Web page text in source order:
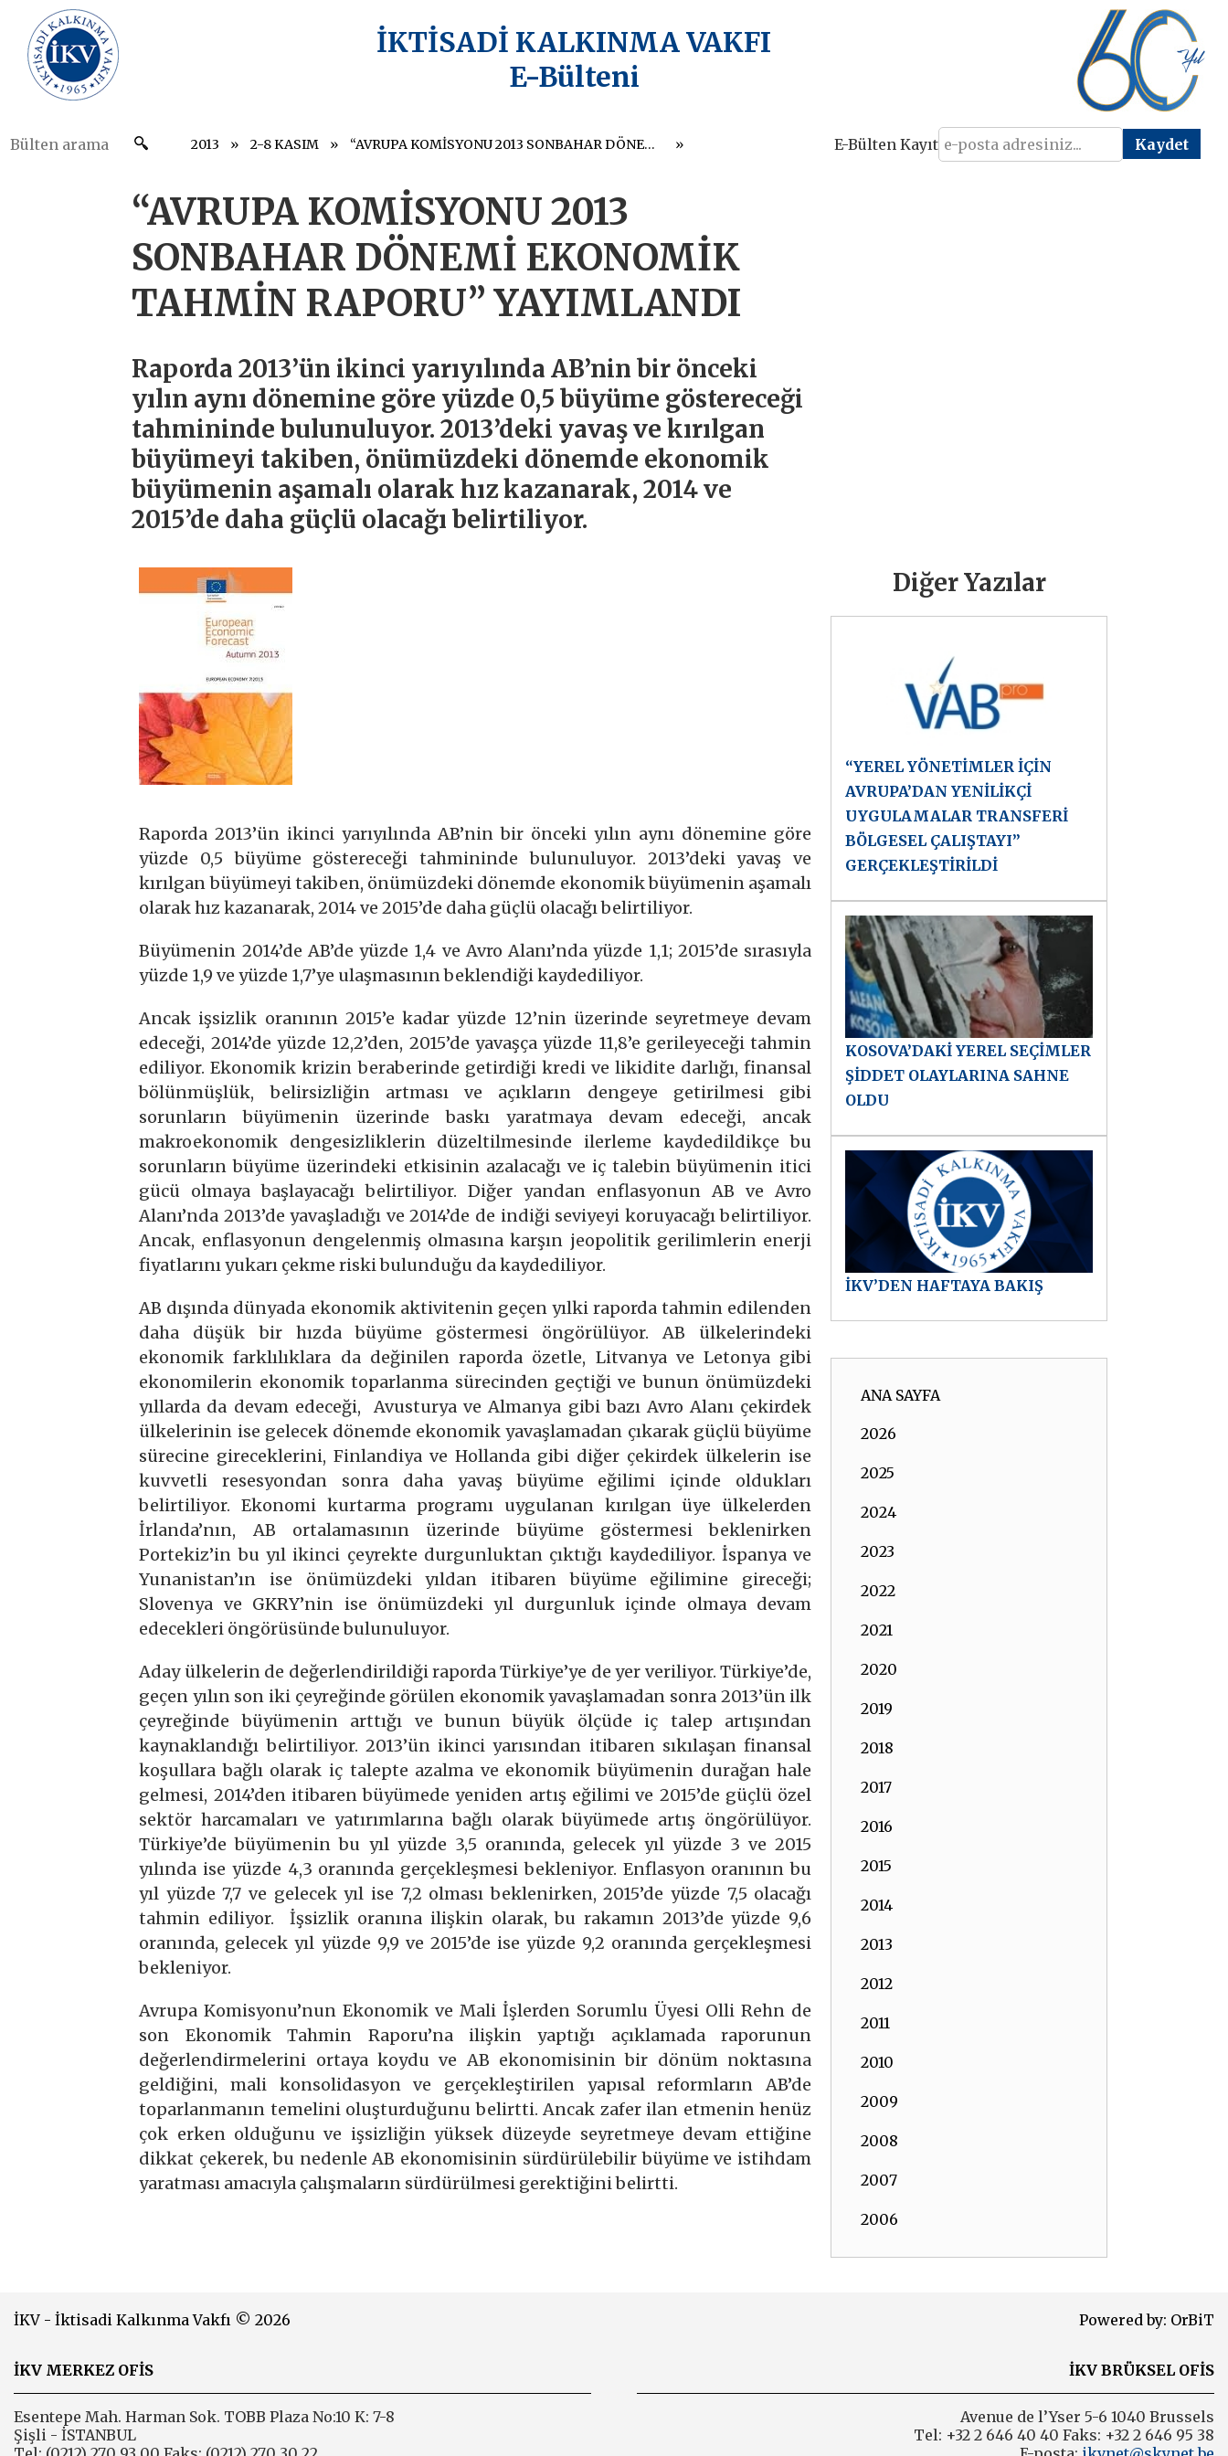
İKTİSADİ KALKINMA VAKFI
E-Bülteni
2013 2-8 KASIM “AVRUPA KOMİSYONU 2013 SONBAHAR DÖNEMİ EKONOMİK TAHMİN RAPORU” YAYIMLANDI E-Bülten Kayıt
“AVRUPA KOMİSYONU 2013
SONBAHAR DÖNEMİ EKONOMİK
TAHMİN RAPORU” YAYIMLANDI
Raporda 2013’ün ikinci yarıyılında AB’nin bir önceki
yılın aynı dönemine göre yüzde 0,5 büyüme göstereceği
tahmininde bulunuluyor. 2013’deki yavaş ve kırılgan
büyümeyi takiben, önümüzdeki dönemde ekonomik
büyümenin aşamalı olarak hız kazanarak, 2014 ve
2015’de daha güçlü olacağı belirtiliyor.
Raporda 2013’ün ikinci yarıyılında AB’nin bir önceki yılın aynı dönemine göre
yüzde 0,5 büyüme göstereceği tahmininde bulunuluyor. 2013’deki yavaş ve
kırılgan büyümeyi takiben, önümüzdeki dönemde ekonomik büyümenin aşamalı
olarak hız kazanarak, 2014 ve 2015’de daha güçlü olacağı belirtiliyor.
Büyümenin 2014’de AB’de yüzde 1,4 ve Avro Alanı’nda yüzde 1,1; 2015’de sırasıyla
yüzde 1,9 ve yüzde 1,7’ye ulaşmasının beklendiği kaydediliyor.
Ancak işsizlik oranının 2015’e kadar yüzde 12’nin üzerinde seyretmeye devam
edeceği, 2014’de yüzde 12,2’den, 2015’de yavaşça yüzde 11,8’e gerileyeceği tahmin
ediliyor. Ekonomik krizin beraberinde getirdiği kredi ve likidite darlığı, finansal
bölünmüşlük, belirsizliğin artması ve açıkların dengeye getirilmesi gibi
sorunların büyümenin üzerinde baskı yaratmaya devam edeceği, ancak
makroekonomik dengesizliklerin düzeltilmesinde ilerleme kaydedildikçe bu
sorunların büyüme üzerindeki etkisinin azalacağı ve iç talebin büyümenin itici
gücü olmaya başlayacağı belirtiliyor. Diğer yandan enflasyonun AB ve Avro
Alanı’nda 2013’de yavaşladığı ve 2014’de de indiği seviyeyi koruyacağı belirtiliyor.
Ancak, enflasyonun dengelenmiş olmasına karşın jeopolitik gerilimlerin enerji
fiyatlarını yukarı çekme riski bulunduğu da kaydediliyor.
AB dışında dünyada ekonomik aktivitenin geçen yılki raporda tahmin edilenden
daha düşük bir hızda büyüme göstermesi öngörülüyor. AB ülkelerindeki
ekonomik farklılıklara da değinilen raporda özetle, Litvanya ve Letonya gibi
ekonomilerin ekonomik toparlanma sürecinden geçtiği ve bunun önümüzdeki
yıllarda da devam edeceği, Avusturya ve Almanya gibi bazı Avro Alanı çekirdek
ülkelerinin ise gelecek dönemde ekonomik yavaşlamadan çıkarak güçlü büyüme
sürecine gireceklerini, Finlandiya ve Hollanda gibi diğer çekirdek ülkelerin ise
kuvvetli resesyondan sonra daha yavaş büyüme eğilimi içinde oldukları
belirtiliyor. Ekonomi kurtarma programı uygulanan kırılgan üye ülkelerden
İrlanda’nın, AB ortalamasının üzerinde büyüme göstermesi beklenirken
Portekiz’in bu yıl ikinci çeyrekte durgunluktan çıktığı kaydediliyor. İspanya ve
Yunanistan’ın ise önümüzdeki yıldan itibaren büyüme eğilimine gireceği;
Slovenya ve GKRY’nin ise önümüzdeki yıl durgunluk içinde olmaya devam
edecekleri öngörüsünde bulunuluyor.
Aday ülkelerin de değerlendirildiği raporda Türkiye’ye de yer veriliyor. Türkiye’de,
geçen yılın son iki çeyreğinde görülen ekonomik yavaşlamadan sonra 2013’ün ilk
çeyreğinde büyümenin arttığı ve bunun büyük ölçüde iç talep artışından
kaynaklandığı belirtiliyor. 2013’ün ikinci yarısından itibaren sıkılaşan finansal
koşullara bağlı olarak iç talepte azalma ve ekonomik büyümenin durağan hale
gelmesi, 2014’den itibaren büyümede yeniden artış eğilimi ve 2015’de güçlü özel
sektör harcamaları ve yatırımlarına bağlı olarak büyümede artış öngörülüyor.
Türkiye’de büyümenin bu yıl yüzde 3,5 oranında, gelecek yıl yüzde 3 ve 2015
yılında ise yüzde 4,3 oranında gerçekleşmesi bekleniyor. Enflasyon oranının bu
yıl yüzde 7,7 ve gelecek yıl ise 7,2 olması beklenirken, 2015’de yüzde 7,5 olacağı
tahmin ediliyor. İşsizlik oranına ilişkin olarak, bu rakamın 2013’de yüzde 9,6
oranında, gelecek yıl yüzde 9,9 ve 2015’de ise yüzde 9,2 oranında gerçekleşmesi
bekleniyor.
Avrupa Komisyonu’nun Ekonomik ve Mali İşlerden Sorumlu Üyesi Olli Rehn de
son Ekonomik Tahmin Raporu’na ilişkin yaptığı açıklamada raporunun
değerlendirmelerini ortaya koydu ve AB ekonomisinin bir dönüm noktasına
geldiğini, mali konsolidasyon ve gerçekleştirilen yapısal reformların AB’de
toparlanmanın temelini oluşturduğunu belirtti. Ancak zafer ilan etmenin henüz
çok erken olduğunu ve işsizliğin yüksek düzeyde seyretmeye devam ettiğine
dikkat çekerek, bu nedenle AB ekonomisinin sürdürülebilir büyüme ve istihdam
yaratması amacıyla çalışmaların sürdürülmesi gerektiğini belirtti.
Diğer Yazılar
“YEREL YÖNETİMLER İÇİN
AVRUPA’DAN YENİLİKÇİ
UYGULAMALAR TRANSFERİ
BÖLGESEL ÇALIŞTAYI”
GERÇEKLEŞTİRİLDİ
KOSOVA’DAKİ YEREL SEÇİMLER
ŞİDDET OLAYLARINA SAHNE
OLDU
İKV’DEN HAFTAYA BAKIŞ
ANA SAYFA
2026
2025
2024
2023
2022
2021
2020
2019
2018
2017
2016
2015
2014
2013
2012
2011
2010
2009
2008
2007
2006
İKV - İktisadi Kalkınma Vakfı © 2026 Powered by: OrBiT
İKV MERKEZ OFİS
Esentepe Mah. Harman Sok. TOBB Plaza No:10 K: 7-8
Şişli - İSTANBUL
İKV BRÜKSEL OFİS
Avenue de l’Yser 5-6 1040 Brussels
Tel: +32 2 646 40 40 Faks: +32 2 646 95 38